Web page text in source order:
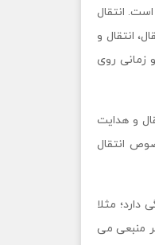
انتقال
انتقال و
زمانی روی
و هدایت
انتقال
مثلا
منبعی می